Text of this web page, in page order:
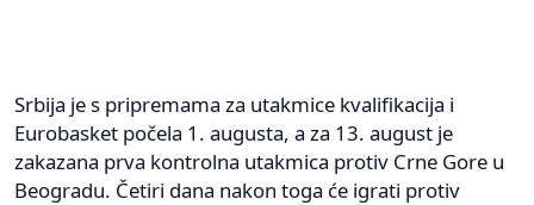
Srbija je s pripremama za utakmice kvalifikacija i
Eurobasket počela 1. augusta, a za 13. august je
zakazana prva kontrolna utakmica protiv Crne Gore u
Beogradu. Četiri dana nakon toga će igrati protiv